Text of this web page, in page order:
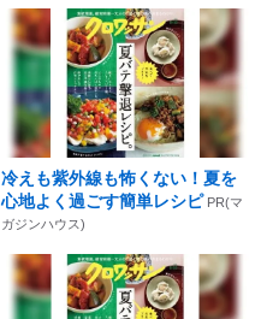
冷えも紫外線も怖くない！夏を
心地よく過ごす簡単レシピ PR(マ
ガジンハウス)